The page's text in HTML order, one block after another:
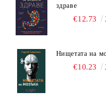
здраве
€12.73
Нищетата на
€10.23